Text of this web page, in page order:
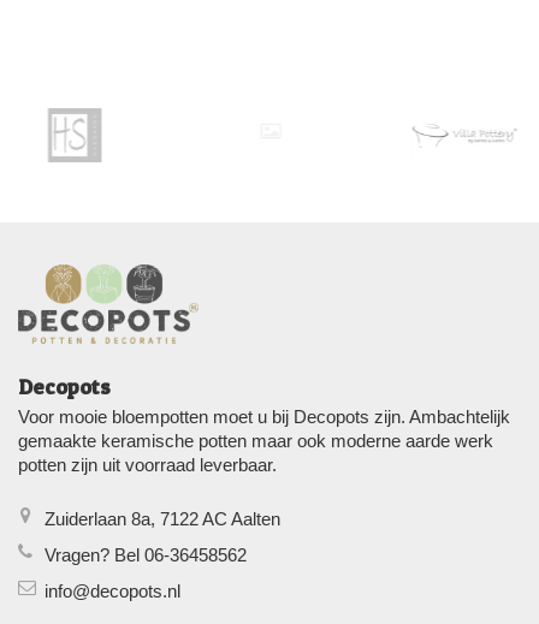
Decopots
Voor mooie bloempotten moet u bij Decopots zijn. Ambachtelijk
gemaakte keramische potten maar ook moderne aarde werk
potten zijn uit voorraad leverbaar.
Zuiderlaan 8a, 7122 AC Aalten
Vragen? Bel 06-36458562
info@decopots.nl